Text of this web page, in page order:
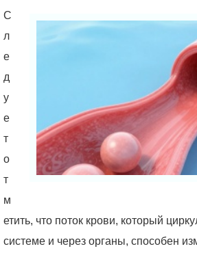
С
л
е
д
у
е
т
о
т
м
етить, что поток крови, который
системе и через органы, способен